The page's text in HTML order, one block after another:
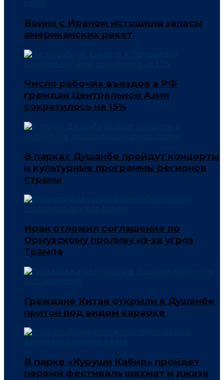
Война с Ираном истощила запасы
американских ракет
Число рабочих въездов в РФ
граждан Центральной Азии
сократилось на 15%
В парках Душанбе пройдут концерты
и культурные программы регионов
страны
Иран отложил соглашение по
Ормузскому проливу из-за угроз
Трампа
Граждане Китая открыли в Душанбе
притон под видом караоке
В парке «Куруши Кабир» пройдет
первый фестиваль шахмат и джаза